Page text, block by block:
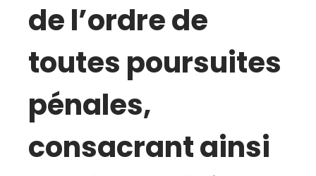
de l’ordre de
toutes poursuites
pénales,
consacrant ainsi